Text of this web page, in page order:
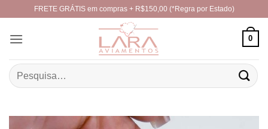
content
FRETE GRÁTIS em compras + R$150,00 (*Regra por Estado)
0
Pesquisar
por: